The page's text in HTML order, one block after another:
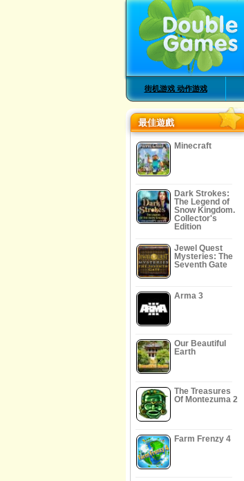
街机游戏 动作游戏
最佳遊戲
Minecraft
Dark Strokes:
The Legend of
Snow Kingdom.
Collector's
Edition
Jewel Quest
Mysteries: The
Seventh Gate
Arma 3
Our Beautiful
Earth
The Treasures
Of Montezuma 2
Farm Frenzy 4